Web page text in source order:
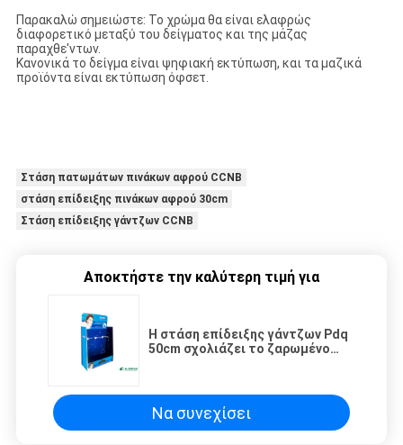
Παρακαλώ σημειώστε: Το χρώμα θα είναι ελαφρώς
διαφορετικό μεταξύ του δείγματος και της μάζας
παραχθε'ντων.
Κανονικά το δείγμα είναι ψηφιακή εκτύπωση, και τα μαζικά
προϊόντα είναι εκτύπωση όφσετ.
Στάση πατωμάτων πινάκων αφρού CCNB
στάση επίδειξης πινάκων αφρού 30cm
Στάση επίδειξης γάντζων CCNB
Αποκτήστε την καλύτερη τιμή για
Η στάση επίδειξης γάντζων Pdq
50cm σχολιάζει το ζαρωμένο
Να συνεχίσει